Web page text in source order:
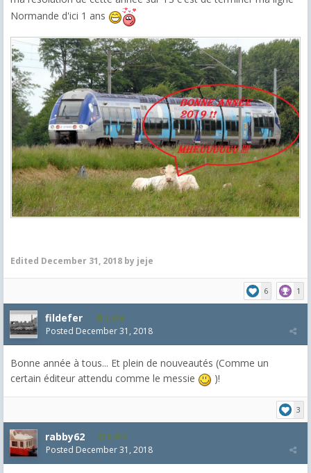
Normande d'ici 1 ans
Edited December 31, 2018 by jeje
6 1
fildefer 1,604
Posted December 31, 2018
Bonne année à tous... Et plein de nouveautés (Comme un
certain éditeur attendu comme le messie
)!
3
rabby62 8,454
Posted December 31, 2018